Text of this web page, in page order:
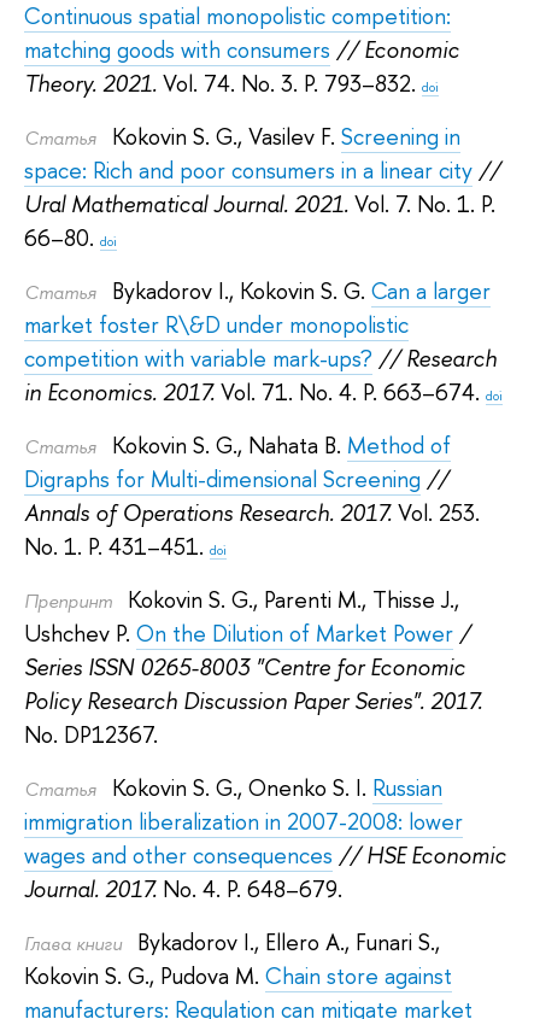
Continuous spatial monopolistic competition:
matching goods with consumers // Economic
Theory. 2021. Vol. 74. No. 3. P. 793–832. doi
Статья Kokovin S. G., Vasilev F. Screening in
space: Rich and poor consumers in a linear city //
Ural Mathematical Journal. 2021. Vol. 7. No. 1. P.
66–80. doi
Статья Bykadorov I., Kokovin S. G. Can a larger
market foster R\&D under monopolistic
competition with variable mark-ups? // Research
in Economics. 2017. Vol. 71. No. 4. P. 663–674. doi
Статья Kokovin S. G., Nahata B. Method of
Digraphs for Multi-dimensional Screening //
Annals of Operations Research. 2017. Vol. 253.
No. 1. P. 431–451. doi
Препринт Kokovin S. G., Parenti M., Thisse J.,
Ushchev P. On the Dilution of Market Power /
Series ISSN 0265-8003 "Centre for Economic
Policy Research Discussion Paper Series". 2017.
No. DP12367.
Статья Kokovin S. G., Onenko S. I. Russian
immigration liberalization in 2007-2008: lower
wages and other consequences // HSE Economic
Journal. 2017. No. 4. P. 648–679.
Глава книги Bykadorov I., Ellero A., Funari S.,
Kokovin S. G., Pudova M. Chain store against
manufacturers: Regulation can mitigate market